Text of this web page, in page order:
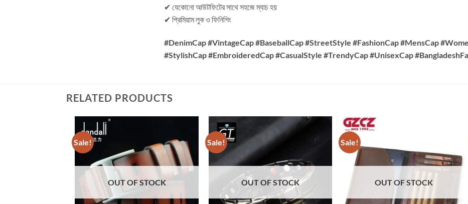
✔ যেকোনো আউটফিটের সাথে সহজে ম্যাচ হয়
✔ প্রিমিয়াম লুক ও ফিনিশিং
#DenimCap #VintageCap #BaseballCap #StreetStyle #FashionCap #MensCap
#StylishCap #EmbroideredCap #CasualStyle #TrendyCap #UnisexCap
RELATED PRODUCTS
Sale!
OUT OF STOCK
Sale!
OUT OF STOCK
Sale!
OUT OF STOCK